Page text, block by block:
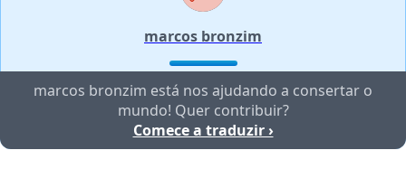
marcos bronzim
marcos bronzim está nos ajudando a consertar o
mundo! Quer contribuir?
Comece a traduzir ›